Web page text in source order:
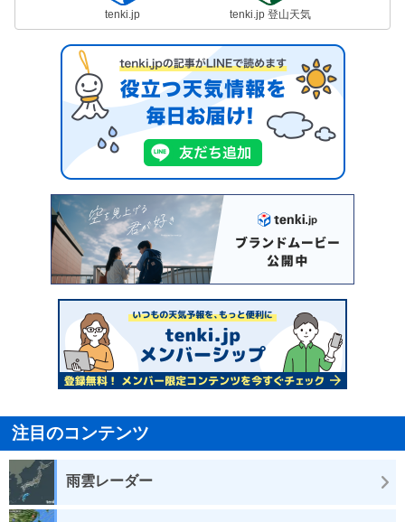
tenki.jp tenki.jp 登山天気
注目のコンテンツ
雨雲レーダー